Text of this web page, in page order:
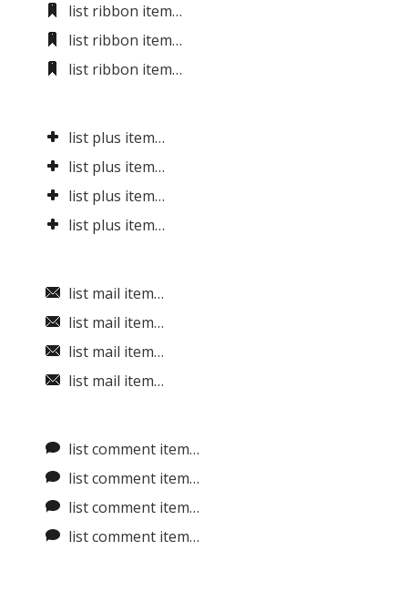
list ribbon item…
list ribbon item…
list ribbon item…
list plus item…
list plus item…
list plus item…
list plus item…
list mail item…
list mail item…
list mail item…
list mail item…
list comment item…
list comment item…
list comment item…
list comment item…